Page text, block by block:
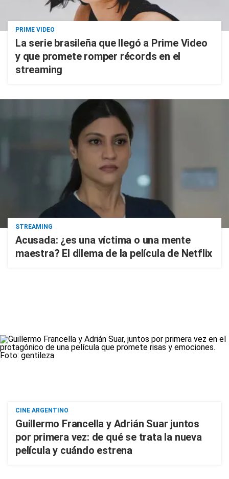
PRIME VIDEO
La serie brasileña que llegó a Prime Video
y que promete romper récords en el
streaming
STREAMING
Acusada: ¿es una víctima o una mente
maestra? El dilema de la película de Netflix
CINE ARGENTINO
Guillermo Francella y Adrián Suar juntos
por primera vez: de qué se trata la nueva
película y cuándo estrena